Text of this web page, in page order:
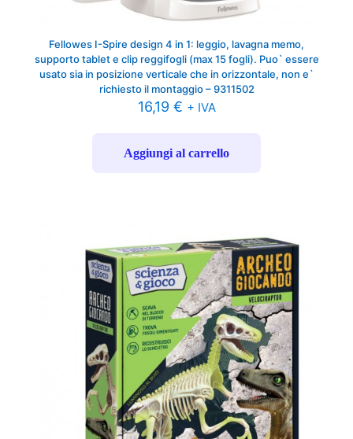
Fellowes I-Spire design 4 in 1: leggio, lavagna memo,
supporto tablet e clip reggifogli (max 15 fogli). Puo` essere
usato sia in posizione verticale che in orizzontale, non e`
richiesto il montaggio – 9311502
16,19 € + IVA
Aggiungi al carrello